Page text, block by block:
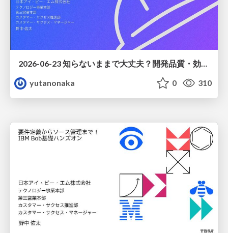
2026-06-23 知らないままで大丈夫？開発品質・効率向上が期待できるIBM Bob便利機能6選
yutanonaka
0 310